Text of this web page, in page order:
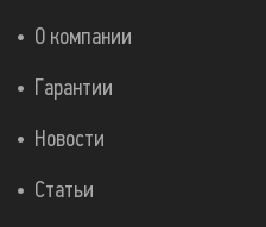
О компании
Гарантии
Новости
Статьи